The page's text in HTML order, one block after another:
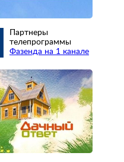
Партнеры
телепрограммы
Фазенда на 1 канале